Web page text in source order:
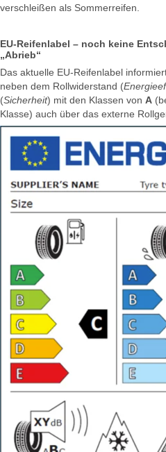
verschleißen als Sommerreifen.
EU-Reifenlabel – noch keine
„Abrieb“
Das aktuelle EU-Reifenlabel
neben dem Rollwiderstand (
(Sicherheit) mit den Klassen von A
Klasse) auch über das externe